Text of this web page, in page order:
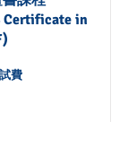
Certificate in
費